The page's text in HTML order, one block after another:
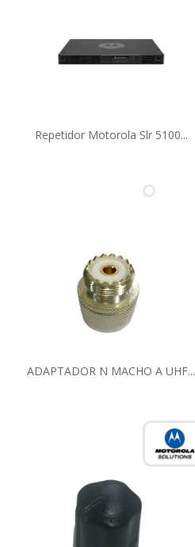
Repetidor Motorola Slr 5100...
ADAPTADOR N MACHO A UHF...